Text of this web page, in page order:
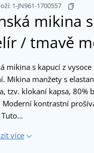
1-JN961-1700557
mikina
/ tmavě
mikina s kapucí z
Mikina manžety s
tzv. klokaní kapsa, 80%
kontrastní
Tuto…
více